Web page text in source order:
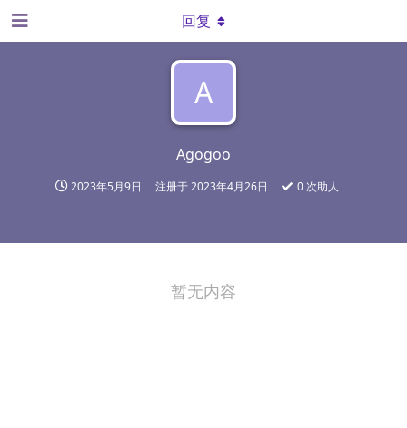
A
Agogoo
2023年5月9日 注册于2023年4月26日 0次助人
回复
暂无内容